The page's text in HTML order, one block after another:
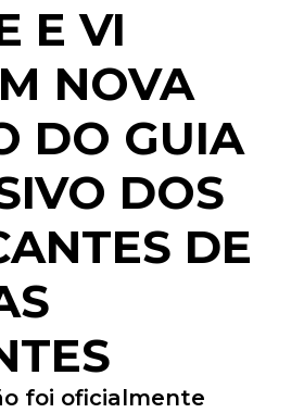
E VI
NOVA
DO GUIA
DOS
DE
foi oficialmente